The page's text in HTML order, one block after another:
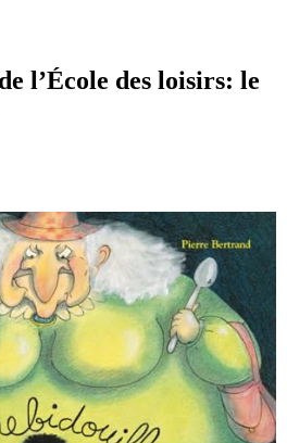
l’École des loisirs: le